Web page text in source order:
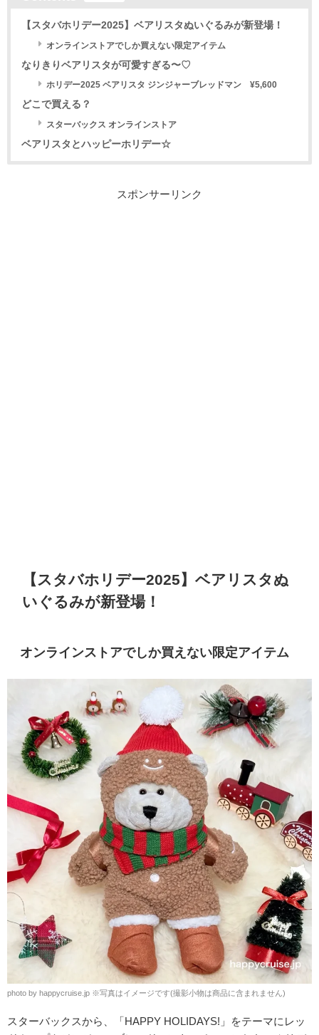
【スタバホリデー2025】ベアリスタぬいぐるみが新登場！
オンラインストアでしか買えない限定アイテム
なりきりベアリスタが可愛すぎる〜♡
ホリデー2025 ベアリスタ ジンジャーブレッドマン ¥5,600
どこで買える？
スターバックス オンラインストア
ベアリスタとハッピーホリデー☆
スポンサーリンク
【スタバホリデー2025】ベアリスタぬ
いぐるみが新登場！
オンラインストアでしか買えない限定アイテム
photo by happycruise.jp ※写真はイメージです(撮影小物は商品に含まれません)
スターバックスから、「HAPPY HOLIDAYS!」をテーマにレッ